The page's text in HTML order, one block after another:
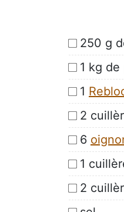
250 g
1 kg
1
2
6
1
2